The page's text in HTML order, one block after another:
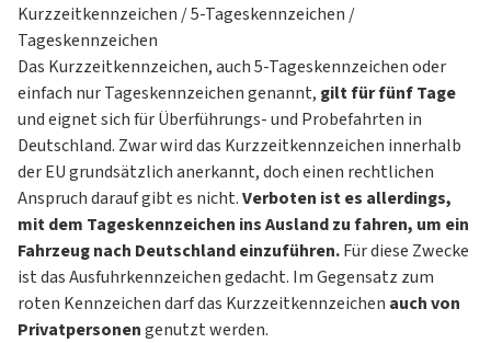
Kurzzeitkennzeichen / 5-Tageskennzeichen /
Tageskennzeichen
Das Kurzzeitkennzeichen, auch 5-Tageskennzeichen oder
einfach nur Tageskennzeichen genannt, gilt für fünf Tage
und eignet sich für Überführungs- und Probefahrten in
Deutschland. Zwar wird das Kurzzeitkennzeichen innerhalb
der EU grundsätzlich anerkannt, doch einen rechtlichen
Anspruch darauf gibt es nicht.Verboten ist es allerdings,
mit dem Tageskennzeichen ins Ausland zu fahren, um ein
Fahrzeug nach Deutschland einzuführen.Für diese Zwecke
ist das Ausfuhrkennzeichen gedacht. Im Gegensatz zum
roten Kennzeichen darf das Kurzzeitkennzeichen auch von
Privatpersonengenutzt werden.